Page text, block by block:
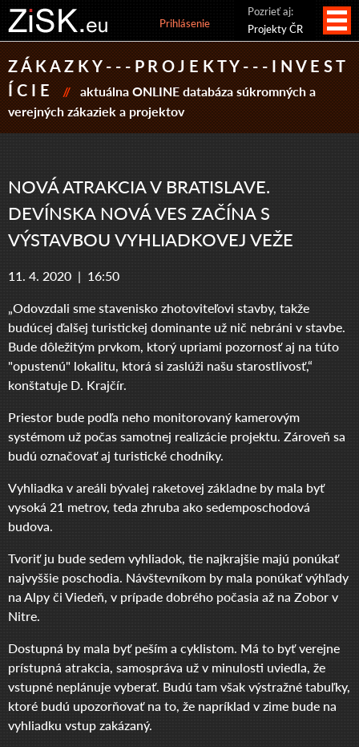
Pozrieť aj:
Projekty ČR
Prihlásenie
Z Á K A Z K Y - - - P R O J E K T Y - - - I N V E S T
Í C I E
// aktuálna ONLINE databáza súkromných a
verejných zákaziek a projektov
NOVÁ ATRAKCIA V BRATISLAVE.
DEVÍNSKA NOVÁ VES ZAČÍNA S
VÝSTAVBOU VYHLIADKOVEJ VEŽE
11. 4. 2020 | 16:50
„Odovzdali sme stavenisko zhotoviteľovi stavby, takže
budúcej ďalšej turistickej dominante už nič nebráni v stavbe.
Bude dôležitým prvkom, ktorý upriami pozornosť aj na túto
"opustenú" lokalitu, ktorá si zaslúži našu starostlivosť,“
konštatuje D. Krajčír.
Priestor bude podľa neho monitorovaný kamerovým
systémom už počas samotnej realizácie projektu. Zároveň sa
budú označovať aj turistické chodníky.
Vyhliadka v areáli bývalej raketovej základne by mala byť
vysoká 21 metrov, teda zhruba ako sedemposchodová
budova.
Tvoriť ju bude sedem vyhliadok, tie najkrajšie majú ponúkať
najvyššie poschodia. Návštevníkom by mala ponúkať výhľady
na Alpy či Viedeň, v prípade dobrého počasia až na Zobor v
Nitre.
Dostupná by mala byť peším a cyklistom. Má to byť verejne
prístupná atrakcia, samospráva už v minulosti uviedla, že
vstupné neplánuje vyberať. Budú tam však výstražné tabuľky,
ktoré budú upozorňovať na to, že napríklad v zime bude na
vyhliadku vstup zakázaný.